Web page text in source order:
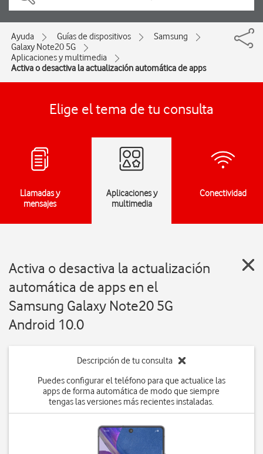
Ayuda Guías de dispositivos
Samsung
Galaxy Note20 5G
Aplicaciones y multimedia
Activa o desactiva la actualización automática de apps
Elige el tema de tu consulta
Llamadas y
mensajes
Aplicaciones y
multimedia
Conectividad
Activa o desactiva la actualización
automática de apps en el
Samsung Galaxy Note20 5G
Android 10.0
Descripción de tu consulta
Puedes configurar el teléfono para que actualice las
apps de forma automática de modo que siempre
tengas las versiones más recientes instaladas.